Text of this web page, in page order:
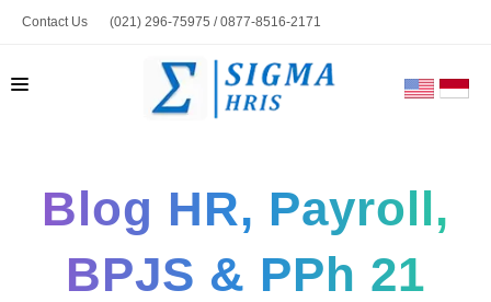
Contact Us (021) 296-75975 / 0877-8516-2171
marketing@sigmahris.com
PRODUK
HUBUNGI KAMI
Blog HR, Payroll,
BPJS & PPh 21